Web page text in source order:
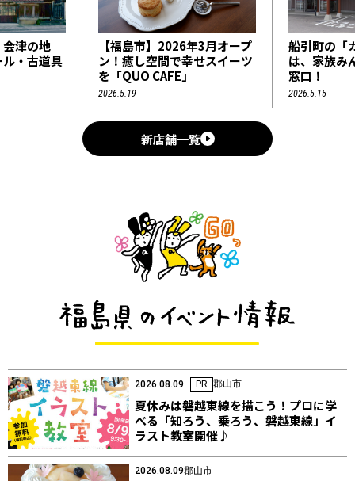
月オープ
スイーツ
船引町の「カタソネ堂薬局」
は、家族みんなの頼れる相談
窓口！
2026.5.15
【福島市】
2026年5月
処Ｑ.庵 美
2026.6.18
新店舗一覧
2026.08.09 PR 郡山市
夏休みは磐越東線を描こう！プロに学
べる「知ろう、乗ろう、磐越東線」イ
ラスト教室開催♪
2026.08.09郡山市